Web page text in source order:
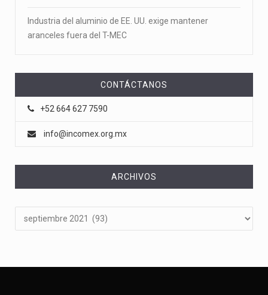
Industria del aluminio de EE. UU. exige mantener
aranceles fuera del T-MEC
CONTÁCTANOS
+52 664 627 7590
info@incomex.org.mx
ARCHIVOS